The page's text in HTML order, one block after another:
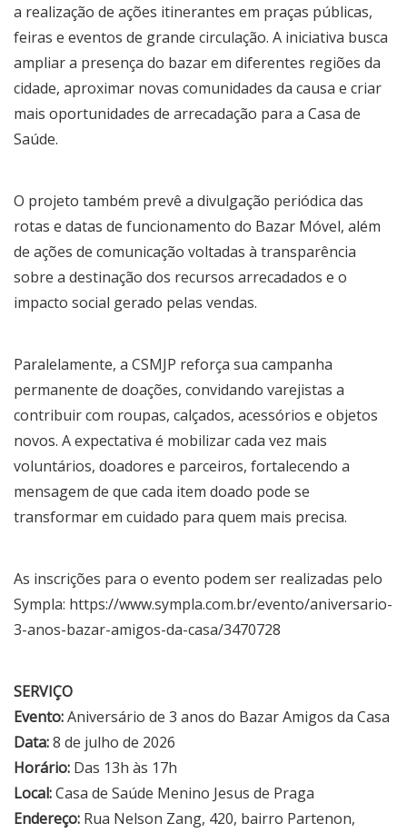
a realização de ações itinerantes em praças públicas,
feiras e eventos de grande circulação. A iniciativa busca
ampliar a presença do bazar em diferentes regiões da
cidade, aproximar novas comunidades da causa e criar
mais oportunidades de arrecadação para a Casa de
Saúde.
O projeto também prevê a divulgação periódica das
rotas e datas de funcionamento do Bazar Móvel, além
de ações de comunicação voltadas à transparência
sobre a destinação dos recursos arrecadados e o
impacto social gerado pelas vendas.
Paralelamente, a CSMJP reforça sua campanha
permanente de doações, convidando varejistas a
contribuir com roupas, calçados, acessórios e objetos
novos. A expectativa é mobilizar cada vez mais
voluntários, doadores e parceiros, fortalecendo a
mensagem de que cada item doado pode se
transformar em cuidado para quem mais precisa.
As inscrições para o evento podem ser realizadas pelo
Sympla: https://www.sympla.com.br/evento/aniversario-
3-anos-bazar-amigos-da-casa/3470728
SERVIÇO
Evento:Aniversário de 3 anos do Bazar Amigos da Casa
Data:8 de julho de 2026
Horário: Das 13h às 17h
Local:Casa de Saúde Menino Jesus de Praga
Endereço: Rua Nelson Zang, 420, bairro Partenon,